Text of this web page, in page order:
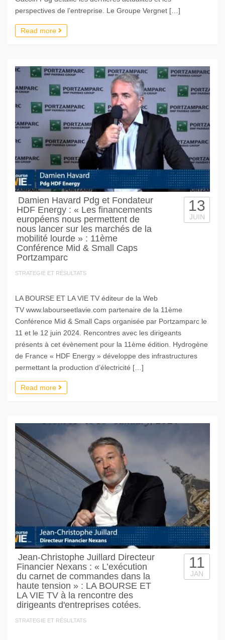
perspectives de l’entreprise. Le Groupe Vergnet […]
Read more
Damien Havard Pdg et Fondateur
HDF Energy : « Les financements
européens nous permettent de
nous lancer sur les marchés de la
mobilité lourde » : 11ème
Conférence Mid & Small Caps
Portzamparc
STRATEGIE ET RÉSULTATS
13
JUIN
LA BOURSE ET LA VIE TV éditeur de la Web
TV www.labourseetlavie.com partenaire de la 11ème
Conférence Mid & Small Caps organisée par Portzamparc le
11 et le 12 juin 2024. Rencontres avec les dirigeants
présents à cet évènement pour la 11ème édition. Hydrogène
de France « HDF Energy » développe des infrastructures
permettant la production d’électricité […]
Read more
Jean-Christophe Juillard Directeur
Financier Nexans : « L’exécution
du carnet de commandes dans la
haute tension » : LA BOURSE ET
LA VIE TV à la rencontre des
dirigeants d'entreprises cotées.
STRATEGIE ET RÉSULTATS
11
JAN